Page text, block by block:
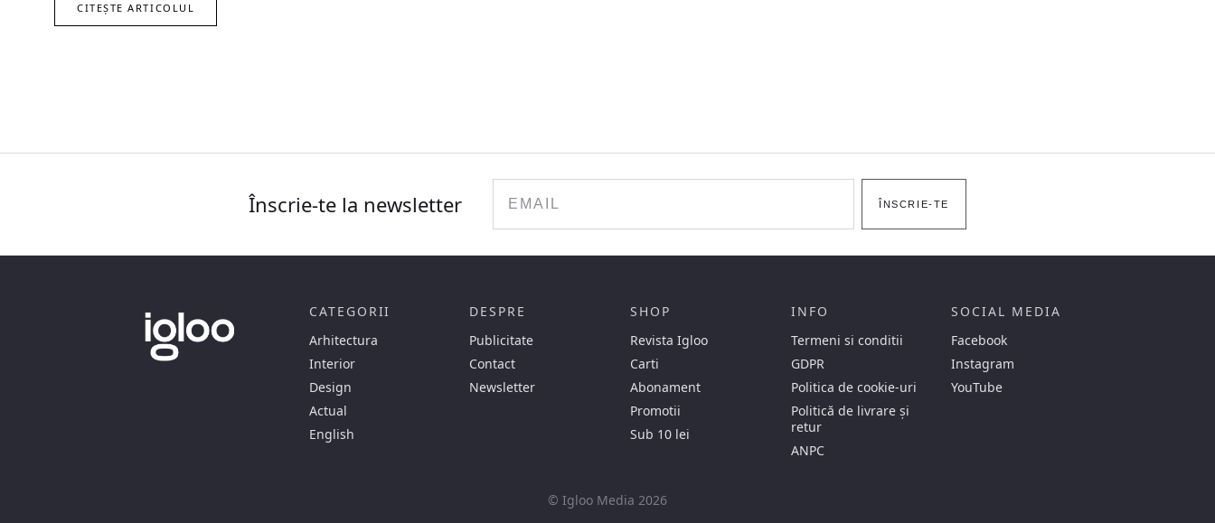
CITEȘTE ARTICOLUL
Înscrie-te la newsletter ÎNSCRIE-TE
CATEGORII
Arhitectura
Interior
Design
Actual
English
DESPRE
Publicitate
Contact
Newsletter
SHOP
Revista Igloo
Carti
Abonament
Promotii
Sub 10 lei
INFO
Termeni si conditii
GDPR
Politica de cookie-uri
Politică de livrare și
retur
ANPC
SOCIAL MEDIA
Facebook
Instagram
YouTube
© Igloo Media 2026